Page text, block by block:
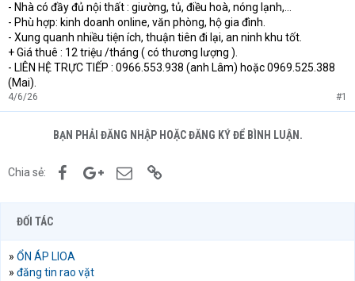
- Nhà có đầy đủ nội thất : giường, tủ, điều hoà, nóng lạnh,...
- Phù hợp: kinh doanh online, văn phòng, hộ gia đình.
- Xung quanh nhiều tiện ích, thuận tiên đi lại, an ninh khu tốt.
+ Giá thuê : 12 triệu /tháng ( có thương lượng ).
- LIÊN HỆ TRỰC TIẾP : 0966.553.938 (anh Lâm) hoặc 0969.525.388
(Mai).
4/6/26 #1
BẠN PHẢI ĐĂNG NHẬP HOẶC ĐĂNG KÝ ĐỂ BÌNH LUẬN.
Chia sẻ: FacebookGoogle+Email
ĐỐI TÁC
» ỔN ÁP LIOA
» đăng tin rao vặt